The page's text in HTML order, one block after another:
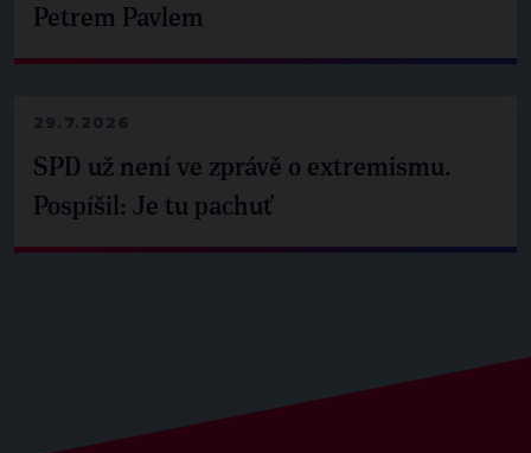
Petrem Pavlem
29.7.2026
SPD už není ve zprávě o extremismu.
Pospíšil: Je tu pachuť